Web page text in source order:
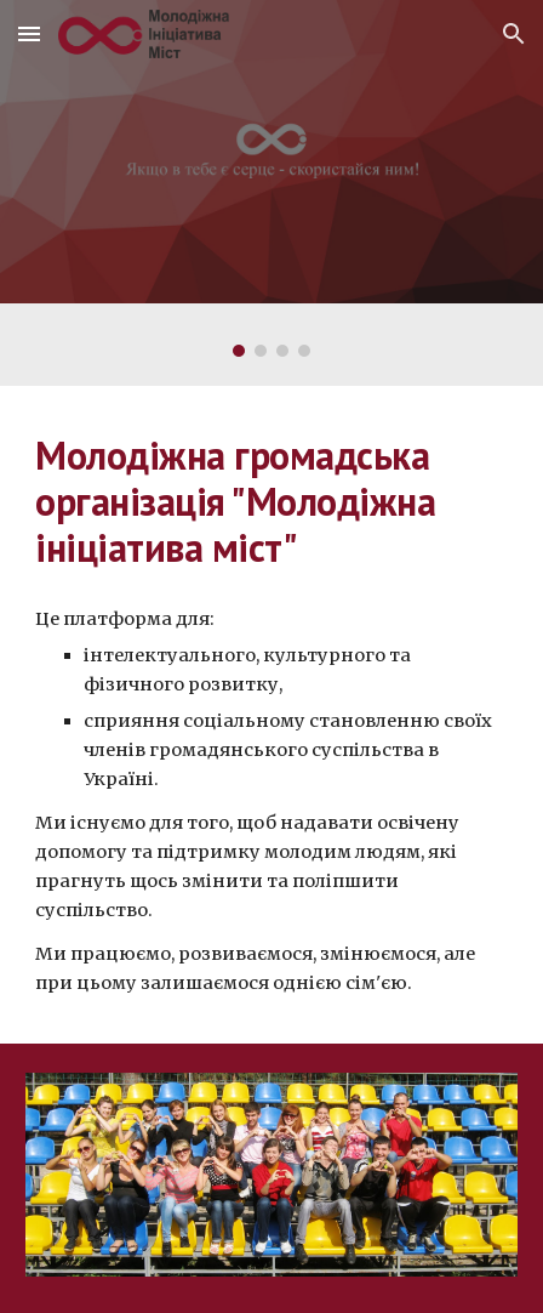
Skip to main content Skip to navigation
Молодіжна громадська
організація "Молодіжна
ініціатива міст"
Це платформа для:
інтелектуального, культурного та
фізичного розвитку,
сприяння соціальному становленню своїх
членів громадянського суспільства в
Україні.
Ми існуємо для того, щоб надавати освічену
допомогу та підтримку молодим людям, які
прагнуть щось змінити та поліпшити
суспільство.
Ми працюємо, розвиваємося, змінюємося, але
при цьому залишаємося однією сім'єю.